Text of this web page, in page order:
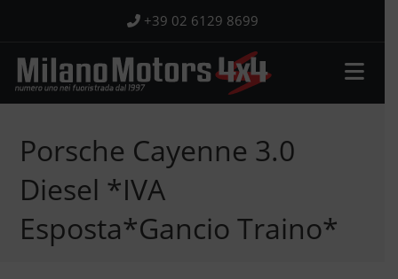
contenuto
+39 02 6129 8699
Porsche Cayenne 3.0
Diesel *IVA
Esposta*Gancio Traino*